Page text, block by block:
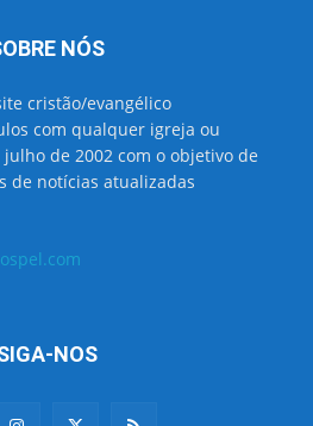
NÓS
cristão/evangélico
com qualquer igreja ou
de 2002 com o objetivo de
de notícias atualizadas
NOS